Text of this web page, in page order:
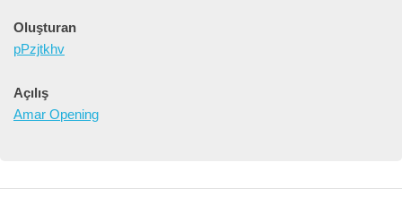
Oluşturan
pPzjtkhv
Açılış
Amar Opening